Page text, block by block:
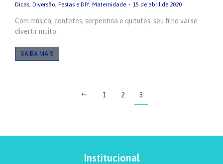
Dicas, Diversão, Festas e DIY, Maternidade 15 de abril de 2020
Com música, confetes, serpentina e quitutes, seu filho vai se
divertir muito.
SAIBA MAIS
1 2 3
Institucional